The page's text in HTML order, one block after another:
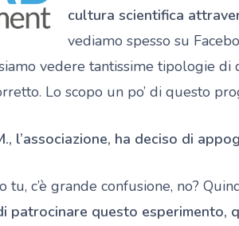
cultura scientifica
vediamo spesso su
vedere tantissime tipologie di
Lo scopo un po’ di questo
l’associazione, ha deciso di
c’è grande confusione, no?
patrocinare questo esperimento,